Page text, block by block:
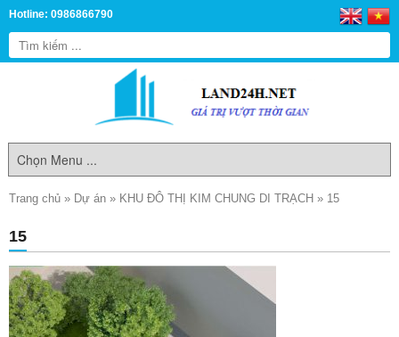
Hotline: 0986866790
Trang chủ » Dự án » KHU ĐÔ THỊ KIM CHUNG DI TRẠCH » 15
15